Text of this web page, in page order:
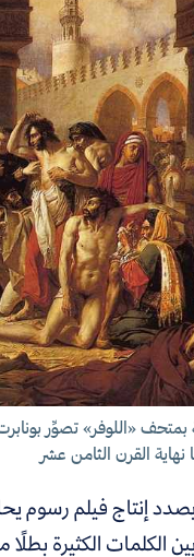
«اللوفر» تصوِّر بونابرت
نهاية القرن الثامن عشر
الكلمات الكثيرة